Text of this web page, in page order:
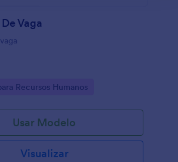
Vaga
Recursos Humanos
Usar Modelo
Visualizar